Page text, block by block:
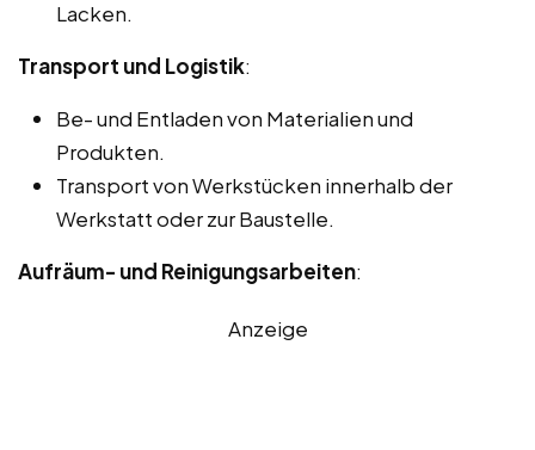
Lacken.
Transport und Logistik:
Be- und Entladen von Materialien und
Produkten.
Transport von Werkstücken innerhalb der
Werkstatt oder zur Baustelle.
Aufräum- und Reinigungsarbeiten:
Anzeige